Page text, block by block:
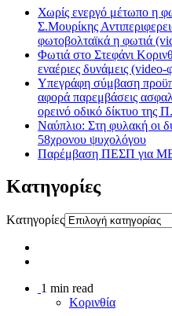
Χωρίς ενεργό μέτωπο η
Σ.Μουρίκης
φωτοβολταϊκά η φωτιά
Φωτιά στο Στεφάνι
εναέριες δυνάμεις
Υπεγράφη σύμβαση
αφορά παρεμβάσεις
ορεινό οδικό δίκτυο της
Ναύπλιο: Στη φυλακή οι
58χρονου ψυχολόγου
Παρέμβαση ΠΕΣΠ για
Kατηγορίες
Kατηγορίες
1 min read
Κορινθία